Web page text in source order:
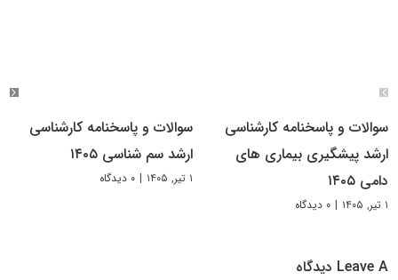
سوالات و پاسخنامه کارشناسی
ارشد پیشگیری بیماری های
دامی ۱۴۰۵
۱ تیر, ۱۴۰۵ | ۰ دیدگاه
سوالات و پاسخنامه کارشناسی
ارشد سم شناسی ۱۴۰۵
۱ تیر, ۱۴۰۵ | ۰ دیدگاه
Leave A دیدگاه